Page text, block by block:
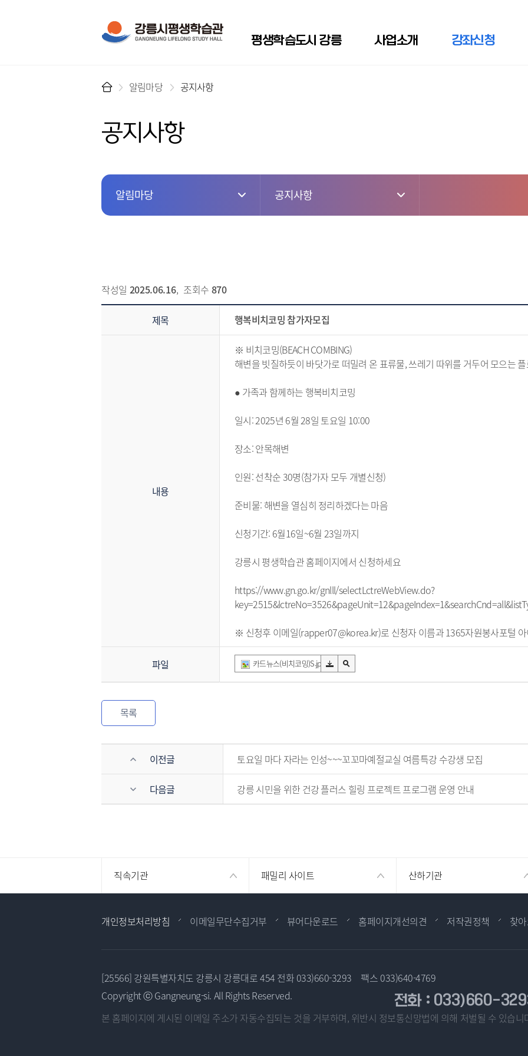
평생학습도시 강릉 사업소개 강좌신청
알림마당 공지사항
공지사항
알림마당 공지사항
작성일 2025.06.16, 조회수 870
제목 행복비치코밍 참가자모집
내용
※ 비치코밍(BEACH COMBING)
해변을 빗질하듯이 바닷가로 떠밀려 온 표류물, 쓰레기 따위를 거두어 모으는
● 가족과 함께하는 행복비치코밍
일시: 2025년 6월 28일 토요일 10:00
장소: 안목해변
인원: 선착순 30명(참가자 모두 개별신청)
준비물: 해변을 열심히 정리하겠다는 마음
신청기간: 6월16일~6월 23일까지
강릉시 평생학습관 홈페이지에서 신청하세요
https://www.gn.go.kr/gnlll/selectLctreWebView.do?
※ 신청후 이메일(rapper07@korea.kr)로 신청자 이름과 1365자원봉사포털
파일 카드뉴스(비치코밍)S.jpg
목록
이전글 토요일 마다 자라는 인성~~~꼬꼬마예절교실 여름특강 수강생 모집
다음글 강릉 시민을 위한 건강 플러스 힐링 프로젝트 프로그램 운영 안내
직속기관 패밀리 사이트 산하기관
개인정보처리방침 이메일무단수집거부 뷰어다운로드 홈페이지개선의견 저작권정책 찾
[25566] 강원특별자치도 강릉시 강릉대로 454 전화 033)660-3293
팩스 033)640-4769
Copyright ⓒ Gangneung-si. All Rights Reserved.
본 홈페이지에 게시된 이메일 주소가 자동수집되는 것을 거부하며, 위반시 정보통신망법에 의해 처벌될 수 있습니
전화 : 033)660-